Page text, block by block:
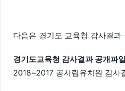
다음은 경기도 교육청 감사결과
경기도교육청 감사결과 공개파일
2018~2017 공사립유치원 감사